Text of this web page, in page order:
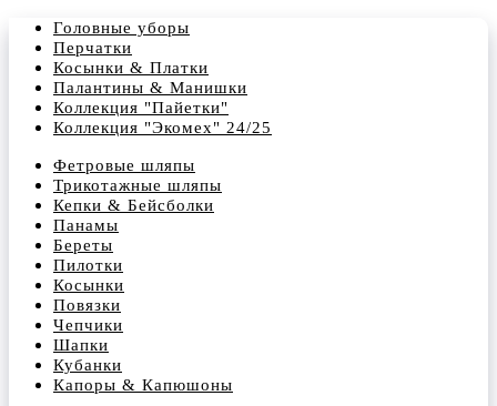
Головные уборы
Перчатки
Косынки & Платки
Палантины & Манишки
Коллекция "Пайетки"
Коллекция "Экомех" 24/25
Фетровые шляпы
Трикотажные шляпы
Кепки & Бейсболки
Панамы
Береты
Пилотки
Косынки
Повязки
Чепчики
Шапки
Кубанки
Капоры & Капюшоны